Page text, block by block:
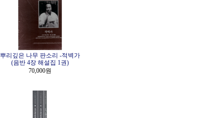
뿌리깊은 나무 판소리 -적벽가
(음반 4장 해설집 1권)
70,000원